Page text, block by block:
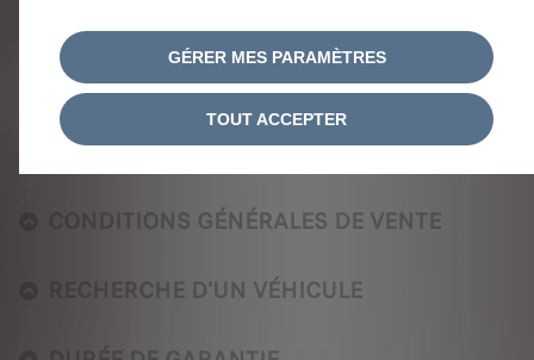
OFFRE DE REMISE VEHICULES EN STOCK
COMMENT PASSER COMMANDE EN LIGNE
CONDITIONS GÉNÉRALES DE VENTE
RECHERCHE D'UN VÉHICULE
GÉRER MES PARAMÈTRES
TOUT ACCEPTER